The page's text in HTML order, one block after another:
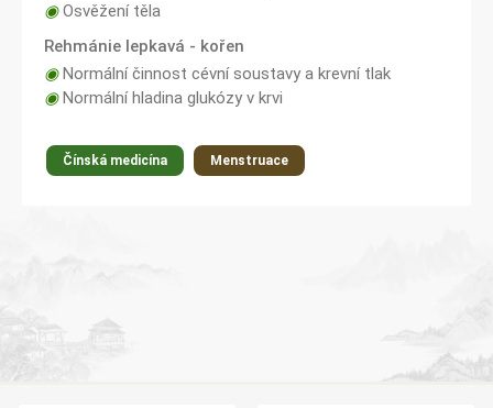
◉Osvěžení těla
Rehmánie lepkavá - kořen
◉Normální činnost cévní soustavy a krevní tlak
◉Normální hladina glukózy v krvi
Čínská medicína Menstruace